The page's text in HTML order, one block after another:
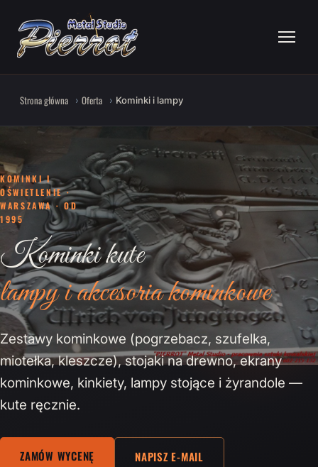
Strona główna Oferta Kominki i lampy
KOMINKI I
OŚWIETLENIE ·
WARSZAWA · OD
1995
Kominki kute
lampy i akcesoria kominkowe
Zestawy kominkowe (pogrzebacz, szufelka,
miotełka, kleszcze), stojaki na drewno, ekrany
kominkowe, kinkiety, lampy stojące i żyrandole —
kute ręcznie.
ZAMÓW WYCENĘ NAPISZ E-MAIL